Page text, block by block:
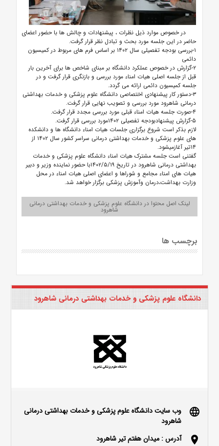
در خصوص موارد ذیل نظرات ، پیشنهادات و چالش ها با حضور اعضای
حاضر در این جلسه مورد بحث و تبادل نظر قرار گرفت.
۱-بررسی بودجه تفصیلی سال ۱۴۰۲ بر اساس فرم های مربوط در کمیسیون
دائمی
۲-گزارش در خصوص عملکرد دانشگاه بر مبنای شاخص ها برای آخرین بار
قبل از جلسه اصلی هیات امناء مورد بررسی و بازنگری قرار گرفت و در
جلسه کمیسیون دائمی ارائه می گردد.
۳-دستور کار پیشنهادی اختصاصی دانشگاه علوم پزشکی و خدمات بهداشتی
درمانی شاهرود مورد بررسی و تصویب نهایی قرار گرفت.
۴-صورت جلسه هیات امناء قبلی مورد بررسی مجدد قرار گرفت.
۵-گزارش پیشنهادبودجه تفصیلی ۱۴۰۲مورد بررسی قرار گرفت.
لازم بذکر است شروع برگزاری جلسات هیات امناء دانشگاه ها و دانشکده
های علوم پزشکی و خدمات بهداشتی درمانی سراسر کشور سال ۱۴۰۲ از
۱۴تیر آغازمیشود.
گفتنی است جلسه مشترک هیات امناء دانشگاه علوم پزشکی و خدمات
بهداشتی درمانی شاهرود در تاریخ ۱۴۰۲/۵/۱۹با حضور نماینده وزیر و دبیر
هیات های امناء مجامع و شوراها و اعضای اصلی هیات امناء در محل
وزارت بهداشت،درمان وآموزش پزشکی برگزار خواهد شد.
لینک اصل محتوا در دانشگاه علوم پزشکی و خدمات بهداشتی درمانی
شاهرود
برچسب ها
دانشگاه علوم پزشکی و خدمات بهداشتی درمانی شاهرود
language
وب سایت دانشگاه علوم پزشکی و خدمات بهداشتی درمانی
شاهرود
location_on آدرس : میدان هفتم تیر شاهرود